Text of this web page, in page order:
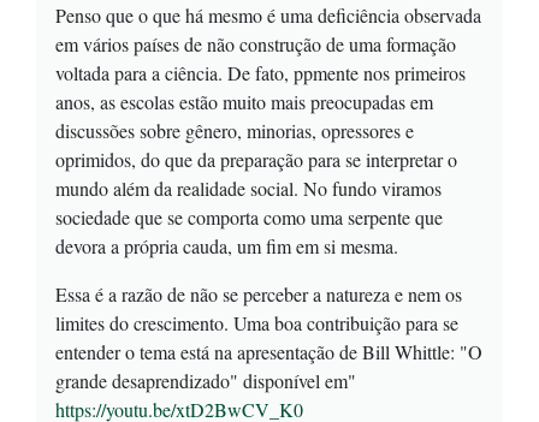
Penso que o que há mesmo é uma deficiência observada
em vários países de não construção de uma formação
voltada para a ciência. De fato, ppmente nos primeiros
anos, as escolas estão muito mais preocupadas em
discussões sobre gênero, minorias, opressores e
oprimidos, do que da preparação para se interpretar o
mundo além da realidade social. No fundo viramos
sociedade que se comporta como uma serpente que
devora a própria cauda, um fim em si mesma.
Essa é a razão de não se perceber a natureza e nem os
limites do crescimento. Uma boa contribuição para se
entender o tema está na apresentação de Bill Whittle: "O
grande desaprendizado" disponível em"
https://youtu.be/xtD2BwCV_K0